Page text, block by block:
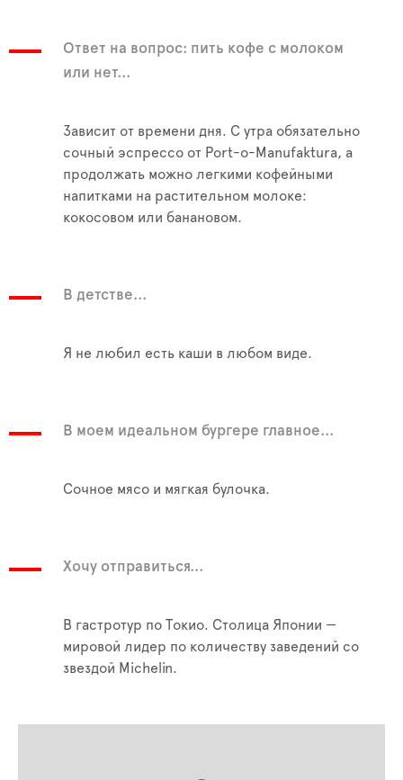
Ответ на вопрос: пить кофе с молоком
или нет...
Зависит от времени дня. С утра обязательно
сочный эспрессо от Port-o-Manufaktura, а
продолжать можно легкими кофейными
напитками на растительном молоке:
кокосовом или банановом.
В детстве...
Я не любил есть каши в любом виде.
В моем идеальном бургере главное...
Сочное мясо и мягкая булочка.
Хочу отправиться...
В гастротур по Токио. Столица Японии —
мировой лидер по количеству заведений со
звездой Michelin.